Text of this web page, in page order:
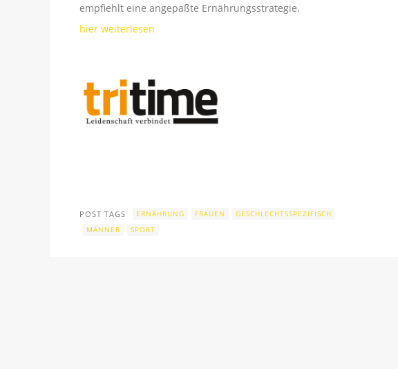
empfiehlt eine angepaßte Ernährungsstrategie.
hier weiterlesen
POST TAGS ERNÄHRUNG FRAUEN
GESCHLECHTSSPEZIFISCH
MÄNNER
SPORT